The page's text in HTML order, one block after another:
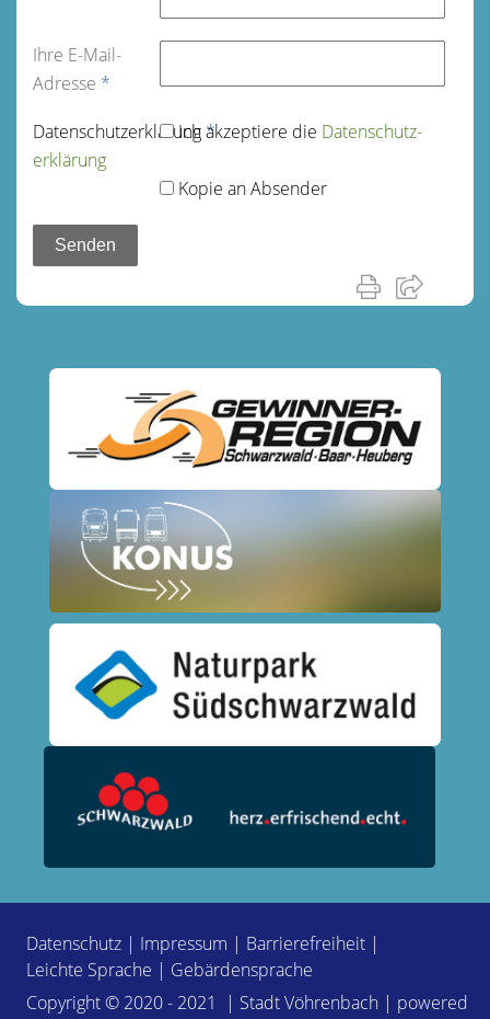
Ihre E-Mail-
Adresse *
Datenschutz­erklärung*
Ich akzeptiere die Datenschutz­
erklärung
Kopie an Absender
Datenschutz | Impressum | Barrierefreiheit |
Leichte Sprache | Gebärdensprache
Copyright © 2020 - 2021 | Stadt Vöhrenbach | powered